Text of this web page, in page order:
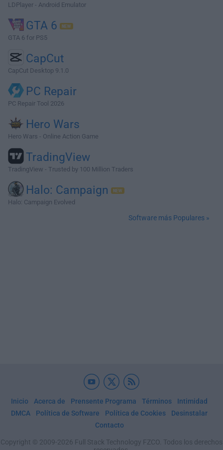
LDPlayer - Android Emulator
GTA 6
GTA 6 for PS5
CapCut
CapCut Desktop 9.1.0
PC Repair
PC Repair Tool 2026
Hero Wars
Hero Wars - Online Action Game
TradingView
TradingView - Trusted by 100 Million Traders
Halo: Campaign
Halo: Campaign Evolved
Software más Populares »
Inicio Acerca de Prensente Programa Términos
Intimidad
DMCA
Política de Software Política de Cookies
Desinstalar
Contacto
Copyright © 2009-2026 Full Stack Technology FZCO. Todos los derechos